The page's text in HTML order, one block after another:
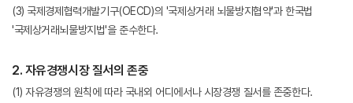
(3) 국제경제협력개발기구(OECD)의 '국제상거래 뇌물방지협약'과 한국법
'국제상거래뇌물방지법'을 준수한다.
2. 자유경쟁시장 질서의 존중
(1) 자유경쟁의 원칙에 따라 국내외 어디에서나 시장경쟁 질서를 존중한다.